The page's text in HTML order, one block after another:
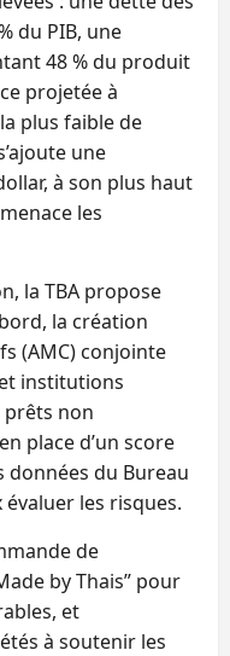
du PIB, une
48 % du produit
projetée à
plus faible de
une
à son plus haut
les
la TBA propose
la création
(AMC) conjointe
institutions
prêts non
place d’un score
données du Bureau
les risques.
de
by Thais” pour
et
à soutenir les